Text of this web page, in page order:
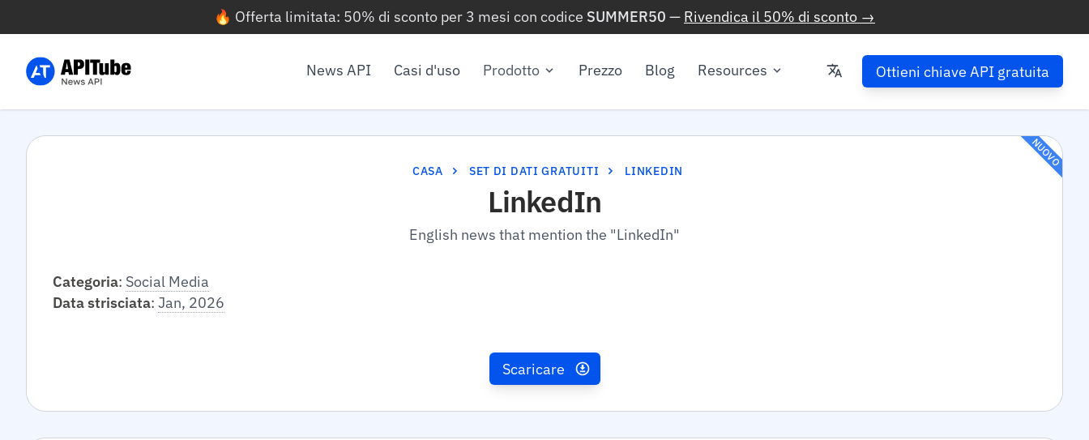
🔥 Offerta limitata: 50% di sconto per 3 mesi con codice SUMMER50 — Rivendica il 50% di sconto →
News API Casi d'uso Prodotto Prezzo Blog Resources Ottieni chiave API gratuita
CASA SET DI DATI GRATUITI LINKEDIN
LinkedIn
English news that mention the "LinkedIn"
NUOVO
Categoria: Social Media
Data strisciata: Jan, 2026
Scaricare